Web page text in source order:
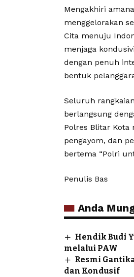
Mengakhiri
menggelorakan
Cita menuju
menjaga
dengan penuh
bentuk
Seluruh
berlangsung
Polres Blitar
pengayom, dan
bertema “Polri
Penulis Bas
Anda
Hendik Budi
melalui PAW
Resmi
dan Kondusif